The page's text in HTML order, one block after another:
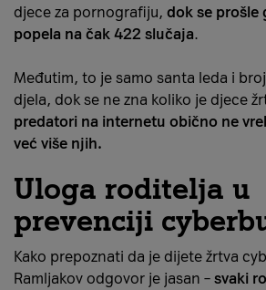
djece za pornografiju, dok se prošle
popela na čak 422 slučaja.
Međutim, to je samo santa leda i
djela, dok se ne zna koliko je djece
predatori na internetu obično ne
već više njih.
Uloga roditelja u
prevenciji
Kako prepoznati da je dijete žrtva
Ramljakov odgovor je jasan – svaki